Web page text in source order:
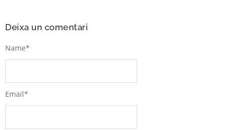
Deixa un comentari
Name*
Email*